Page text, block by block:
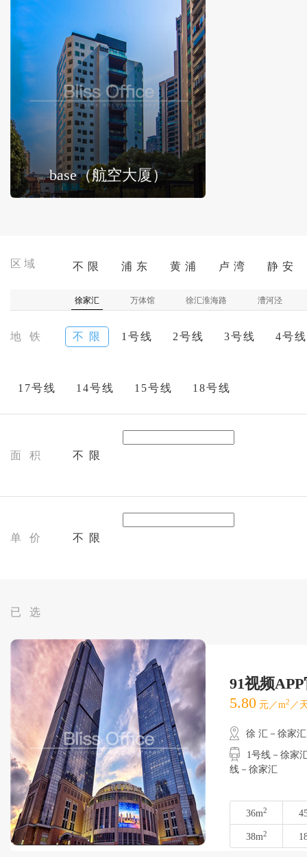
base（航空大厦）
区域 不 限 浦 东 黄 浦 卢 湾 静 安
徐家汇 万体馆 徐汇淮海路 漕河泾
地 铁 不 限 1号线 2号线 3号线 4号线
17号线 14号线 15号线 18号线
面 积 不 限
单 价 不 限
已 选
91视频
5.80 元／m2 ／
徐 汇－徐家汇
1号线－徐家
线－徐家汇
36m2
38m2